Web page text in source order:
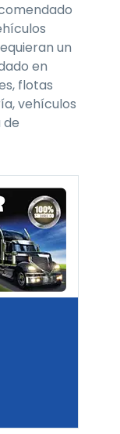
un
en
flotas
vehículos
de